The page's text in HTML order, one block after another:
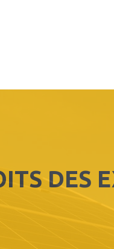
DES